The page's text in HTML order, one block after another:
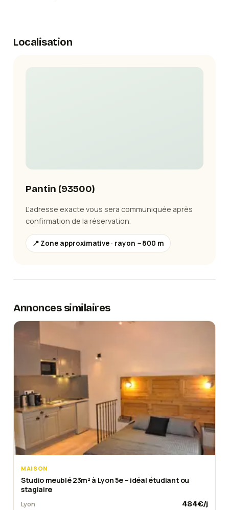
Localisation
Pantin (93500)
L'adresse exacte vous sera communiquée après
confirmation de la réservation.
📍 Zone approximative · rayon ~800 m
Annonces similaires
MAISON
Studio meublé 23m² à Lyon 5e – idéal étudiant ou
stagiaire
Lyon 484€/j